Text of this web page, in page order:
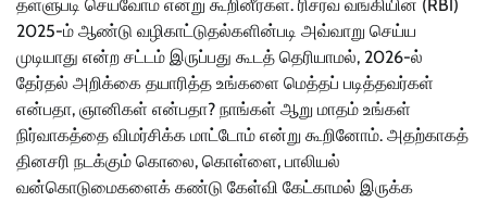
தள்ளுபடி செய்வோம் என்று கூறினீர்கள். ரிசர்வ் வங்கியின் (RBI)
2025-ம் ஆண்டு வழிகாட்டுதல்களின்படி அவ்வாறு செய்ய
முடியாது என்ற சட்டம் இருப்பது கூடத் தெரியாமல், 2026-ல்
தேர்தல் அறிக்கை தயாரித்த உங்களை மெத்தப் படித்தவர்கள்
என்பதா, ஞானிகள் என்பதா? நாங்கள் ஆறு மாதம் உங்கள்
நிர்வாகத்தை விமர்சிக்க மாட்டோம் என்று கூறினோம். அதற்காகத்
தினசரி நடக்கும் கொலை, கொள்ளை, பாலியல்
வன்கொடுமைகளைக் கண்டு கேள்வி கேட்காமல் இருக்க